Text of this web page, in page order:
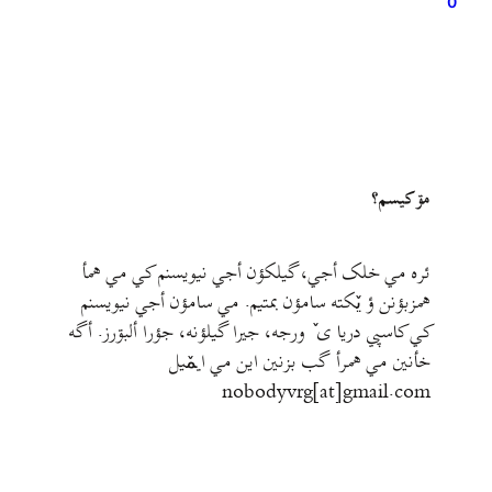
مۊ کيسم؟
ئره مي خلک أجي، گيلکؤن أجي نيويسنم کي مي همأ
همزبؤنن ؤ يٚکته سامؤن بمتيم. مي سامؤن أجي نيويسنم
کي کاسپي دريا ی ٚ ورجه، جيرا گيلؤنه، جؤرا ألبۊرز. أگه
خأنين مي همرأ گب بزنين اين مي ايمٚیل‌ ‌
nobodyvrg[at]gmail.com